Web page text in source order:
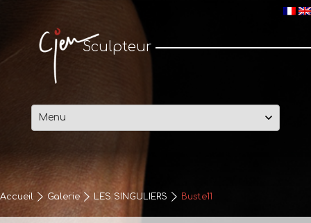
Sculpteur
Passer
au
Accueil Galerie LES SINGULIERS Buste11